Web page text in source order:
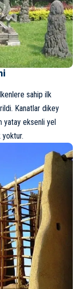
sahip ilk
Kanatlar dikey
yatay eksenli yel